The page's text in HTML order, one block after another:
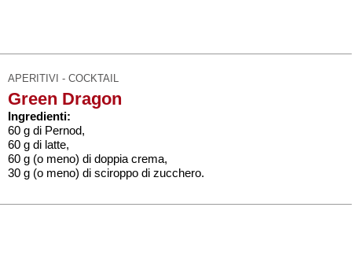
APERITIVI - COCKTAIL
Green Dragon
Ingredienti:
60 g di Pernod,
60 g di latte,
60 g (o meno) di doppia crema,
30 g (o meno) di sciroppo di zucchero.